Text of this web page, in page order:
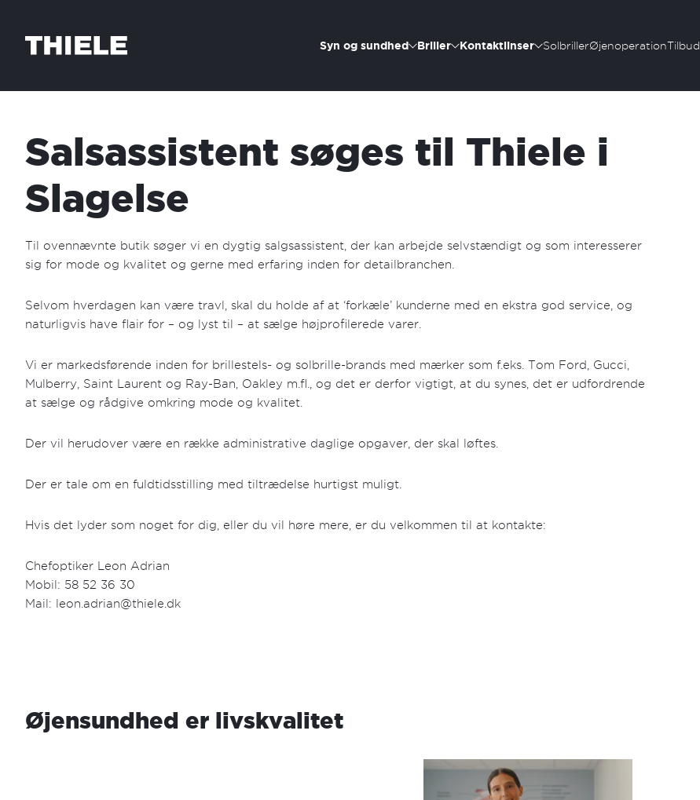
Syn og sundhed Briller Kontaktlinser SolbrillerØjenoperationTilbud
Salsassistent søges til Thiele i
Slagelse
Til ovennævnte butik søger vi en dygtig salgsassistent, der kan arbejde selvstændigt og som interesserer
sig for mode og kvalitet og gerne med erfaring inden for detailbranchen.
Selvom hverdagen kan være travl, skal du holde af at ‘forkæle’ kunderne med en ekstra god service, og
naturligvis have flair for – og lyst til – at sælge højprofilerede varer.
Vi er markedsførende inden for brillestels- og solbrille-brands med mærker som f.eks. Tom Ford, Gucci,
Mulberry, Saint Laurent og Ray-Ban, Oakley m.fl., og det er derfor vigtigt, at du synes, det er udfordrende
at sælge og rådgive omkring mode og kvalitet.
Der vil herudover være en række administrative daglige opgaver, der skal løftes.
Der er tale om en fuldtidsstilling med tiltrædelse hurtigst muligt.
Hvis det lyder som noget for dig, eller du vil høre mere, er du velkommen til at kontakte:
Chefoptiker Leon Adrian
Mobil: 58 52 36 30
Mail: leon.adrian@thiele.dk
Øjensundhed er livskvalitet